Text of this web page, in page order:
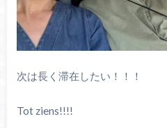
次は長く滞在したい！！！
Tot ziens!!!!